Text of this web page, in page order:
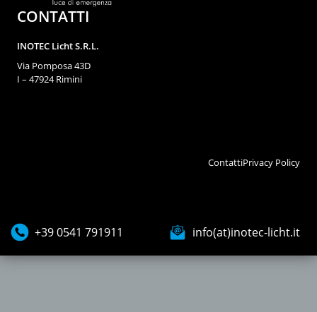
CONTATTI
INOTEC Licht S.R.L.
Via Pomposa 43D
I – 47924 Rimini
ContattiPrivacy Policy
+39 0541 791911 info(at)inotec-licht.it